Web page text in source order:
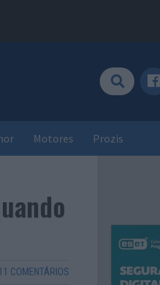
Motores Prozis
11 COMENTÁRIOS